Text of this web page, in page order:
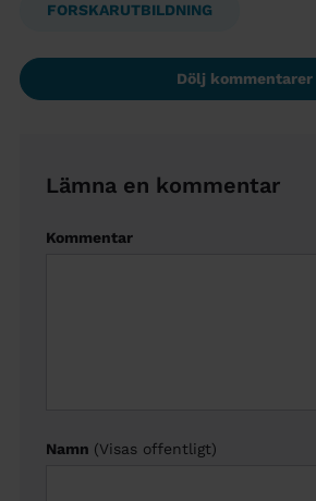
FORSKARUTBILDNING
Dölj kommentarer
Lämna en kommentar
Kommentar
Namn (Visas offentligt)